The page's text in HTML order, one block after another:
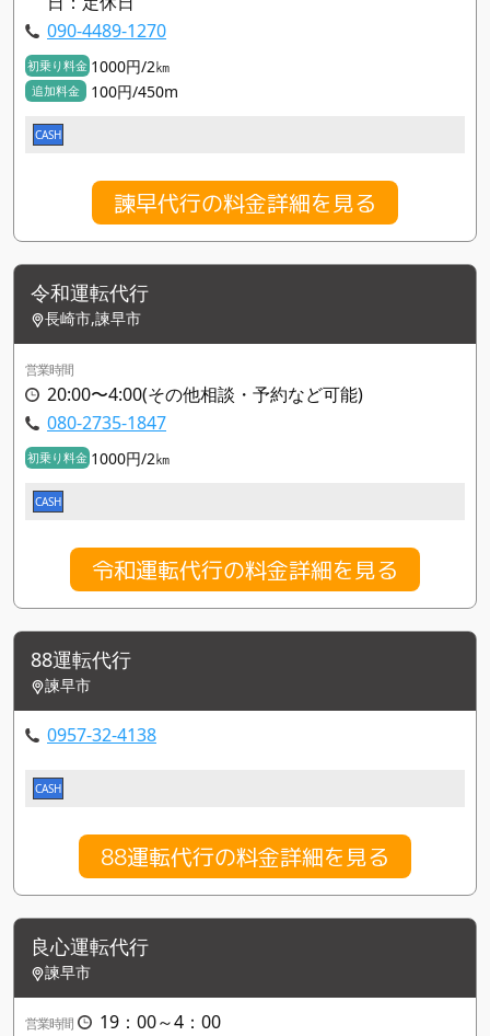
090-4489-1270
初乗り料金 1000円/2㎞
追加料金 100円/450m
CASH
諫早代行の料金詳細を見る
令和運転代行
長崎市,諫早市
営業時間
20:00〜4:00(その他相談・予約など可能)
080-2735-1847
初乗り料金 1000円/2㎞
CASH
令和運転代行の料金詳細を見る
88運転代行
諫早市
0957-32-4138
CASH
88運転代行の料金詳細を見る
良心運転代行
諫早市
営業時間
19：00～4：00